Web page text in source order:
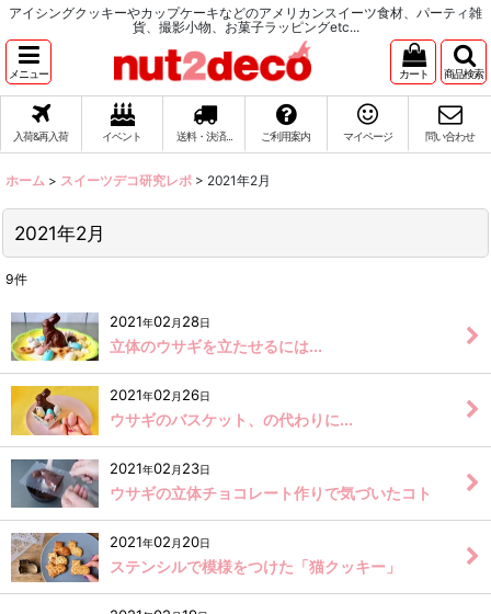
アイシングクッキーやカップケーキなどのアメリカンスイーツ食材、パーティ雑
貨、撮影小物、お菓子ラッピングetc...
メニュー カート 商品検索
入荷&再入荷 イベント 送料・決済... ご利用案内 マイページ 問い合わせ
ホーム > スイーツデコ研究レポ > 2021年2月
2021年2月
9件
2021年02 月 28日
立体のウサギを立たせるには...
2021年02 月 26日
ウサギのバスケット、の代わりに...
2021年02 月 23日
ウサギの立体チョコレート作りで気づいたコト
2021年02 月 20日
ステンシルで模様をつけた「猫クッキー」